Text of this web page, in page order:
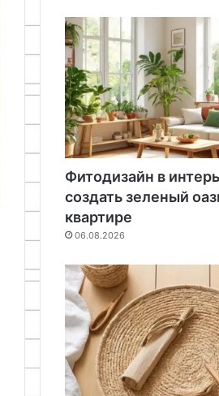
Фитодизайн в
создать зеленый
квартире
06.08.2026